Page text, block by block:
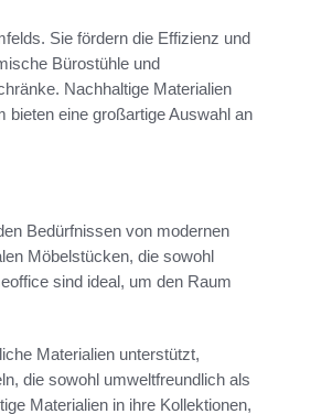
Sie fördern die Effizienz und
Bürostühle und
Nachhaltige Materialien
bieten eine großartige Auswahl an
Bedürfnissen von modernen
Möbelstücken, die sowohl
sind ideal, um den Raum
Materialien unterstützt,
die sowohl umweltfreundlich als
Materialien in ihre Kollektionen,